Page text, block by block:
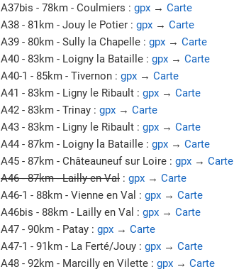
A37bis - 78km - Coulmiers : gpx → Carte
A38 - 81km - Jouy le Potier : gpx → Carte
A39 - 80km - Sully la Chapelle : gpx → Carte
A40 - 83km - Loigny la Bataille : gpx → Carte
A40-1 - 85km - Tivernon : gpx → Carte
A41 - 83km - Ligny le Ribault : gpx → Carte
A42 - 83km - Trinay : gpx → Carte
A43 - 83km - Ligny le Ribault : gpx → Carte
A44 - 87km - Loigny la Bataille : gpx → Carte
A45 - 87km - Châteauneuf sur Loire : gpx → Carte
A46 - 87km - Lailly en Val : gpx → Carte
A46-1 - 88km - Vienne en Val : gpx → Carte
A46bis - 88km - Lailly en Val : gpx → Carte
A47 - 90km - Patay : gpx → Carte
A47-1 - 91km - La Ferté/Jouy : gpx → Carte
A48 - 92km - Marcilly en Vilette : gpx → Carte